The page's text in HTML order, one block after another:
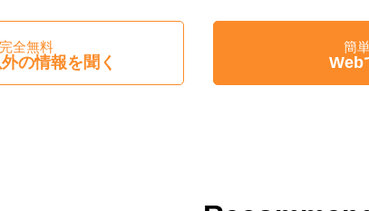
可、ブランクOK、ボーナスあり、賞与あり、昇給あり、
4日以上OK、フリーター歓迎、パートアルバイト歓迎、急
歴・年齢不問、シニア歓迎、経験者歓迎、有資格者歓迎、
ルタイム勤務、資格取得サポート制度あり、完全週休2、
完全無料
の情報を聞く
簡
Web